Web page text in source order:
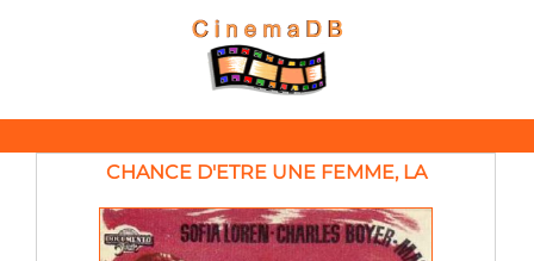
CHANCE D'ETRE UNE FEMME, LA